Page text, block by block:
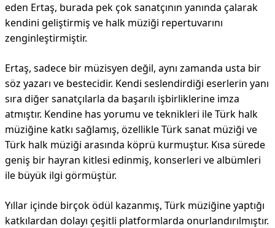
eden Ertaş, burada pek çok sanatçının yanında çalarak
kendini geliştirmiş ve halk müziği repertuvarını
zenginleştirmiştir.
Ertaş, sadece bir müzisyen değil, aynı zamanda usta bir
söz yazarı ve bestecidir. Kendi seslendirdiği eserlerin yanı
sıra diğer sanatçılarla da başarılı işbirliklerine imza
atmıştır. Kendine has yorumu ve teknikleri ile Türk halk
müziğine katkı sağlamış, özellikle Türk sanat müziği ve
Türk halk müziği arasında köprü kurmuştur. Kısa sürede
geniş bir hayran kitlesi edinmiş, konserleri ve albümleri
ile büyük ilgi görmüştür.
Yıllar içinde birçok ödül kazanmış, Türk müziğine yaptığı
katkılardan dolayı çeşitli platformlarda onurlandırılmıştır.